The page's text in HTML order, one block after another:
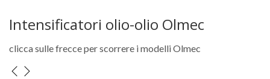
Intensificatori olio-olio Olmec
clicca sulle frecce per scorrere i modelli Olmec